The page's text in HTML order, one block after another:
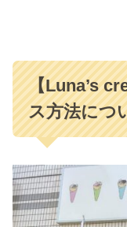
【Luna’s
ス方法につ